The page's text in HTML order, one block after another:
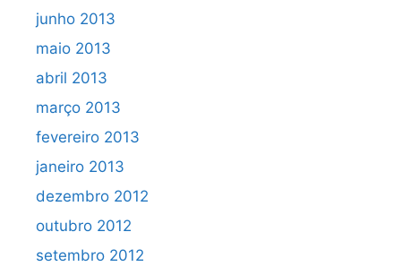
junho 2013
maio 2013
abril 2013
março 2013
fevereiro 2013
janeiro 2013
dezembro 2012
outubro 2012
setembro 2012